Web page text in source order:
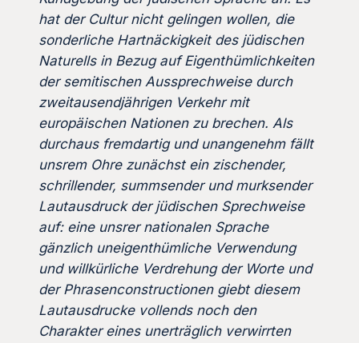
hat der Cultur nicht gelingen wollen, die
sonderliche Hartnäckigkeit des jüdischen
Naturells in Bezug auf Eigenthümlichkeiten
der semitischen Aussprechweise durch
zweitausendjährigen Verkehr mit
europäischen Nationen zu brechen. Als
durchaus fremdartig und unangenehm fällt
unsrem Ohre zunächst ein zischender,
schrillender, summsender und murksender
Lautausdruck der jüdischen Sprechweise
auf: eine unsrer nationalen Sprache
gänzlich uneigenthümliche Verwendung
und willkürliche Verdrehung der Worte und
der Phrasenconstructionen giebt diesem
Lautausdrucke vollends noch den
Charakter eines unerträglich verwirrten